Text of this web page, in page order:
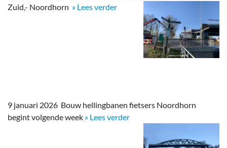
Zuid,- Noordhorn » Lees verder
9 januari 2026 Bouw hellingbanen fietsers Noordhorn
begint volgende week » Lees verder